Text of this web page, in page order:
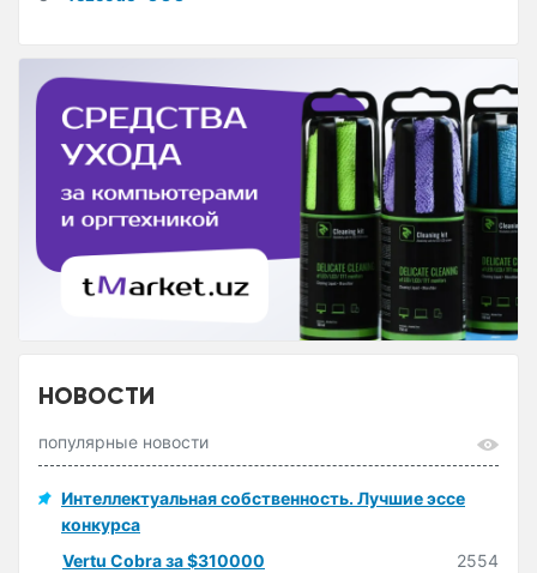
НОВОСТИ
популярные новости
Интеллектуальная собственность. Лучшие эссе
конкурса
Vertu Cobra за $310000
2554